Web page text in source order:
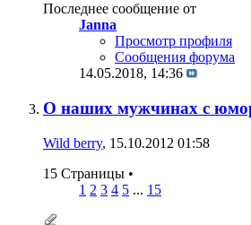
Последнее сообщение от
Janna
Просмотр профиля
Сообщения форума
14.05.2018, 14:36
О наших мужчинах с
Wild berry, 15.10.2012 01:58
15 Страницы •
1 2 3 4 5 ... 15